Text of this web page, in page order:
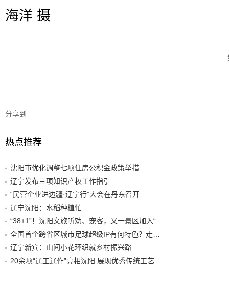
海洋 摄
分享到:
热点推荐
沈阳市优化调整七项住房公积金政策举措
辽宁发布三项知识产权工作指引
“民营企业进边疆·辽宁行”大会在丹东召开
辽宁沈阳：水稻种植忙
辽宁新宾：山间小花环织就乡村振兴路
20余项“辽工辽作”亮相沈阳 展现优秀传统工艺